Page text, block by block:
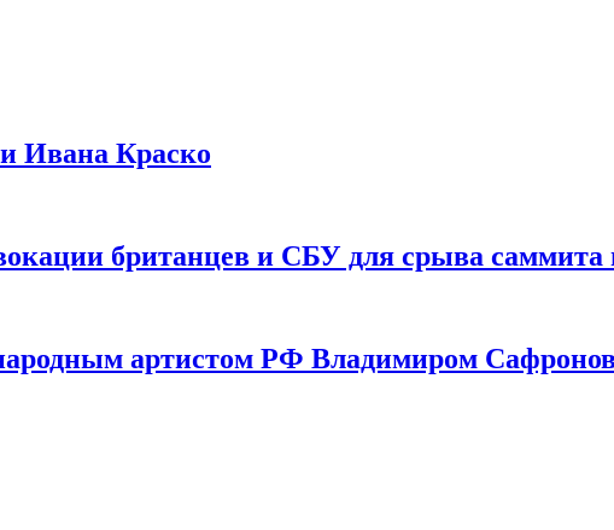
Ивана Краско
британцев и СБУ для срыва саммита
артистом РФ Владимиром